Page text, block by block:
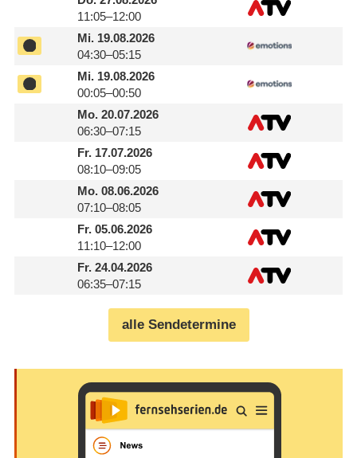
11:05–12:00
Mi.19.08.2026
04:30–05:15
Mi.19.08.2026
00:05–00:50
Mo.20.07.2026
06:30–07:15
Fr.17.07.2026
08:10–09:05
Mo.08.06.2026
07:10–08:05
Fr.05.06.2026
11:10–12:00
Fr.24.04.2026
06:35–07:15
alle Sendetermine